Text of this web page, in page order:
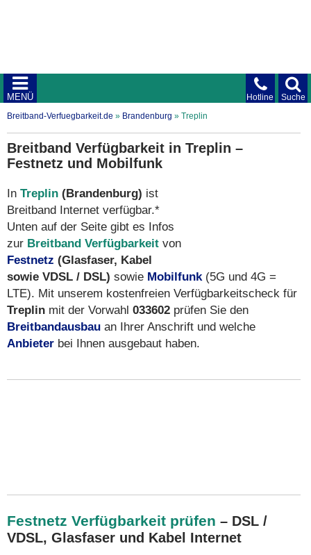
Suche
Hotline
MENÜ
Breitband-Verfuegbarkeit.de » Brandenburg » Treplin
Breitband Verfügbarkeit in Treplin –
Festnetz und Mobilfunk
In Treplin (Brandenburg) ist
Breitband Internet verfügbar.*
Unten auf der Seite gibt es Infos
zur Breitband Verfügbarkeit von
Festnetz (Glasfaser, Kabel
sowie VDSL / DSL) sowie Mobilfunk(5G und 4G =
LTE). Mit unserem kostenfreien Verfügbarkeitscheck für
Treplin mit der Vorwahl 033602 prüfen Sie den
Breitbandausbau an Ihrer Anschrift und welche
Anbieter bei Ihnen ausgebaut haben.
Festnetz Verfügbarkeit prüfen – DSL /
VDSL, Glasfaser und Kabel Internet